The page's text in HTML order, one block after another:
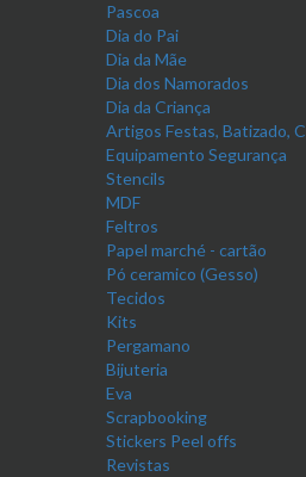
Pascoa
Dia do Pai
Dia da Mãe
Dia dos Namorados
Dia da Criança
Artigos Festas, Batizado,
Equipamento Segurança
Stencils
MDF
Feltros
Papel marché - cartão
Pó ceramico (Gesso)
Tecidos
Kits
Pergamano
Bijuteria
Eva
Scrapbooking
Stickers Peel offs
Revistas